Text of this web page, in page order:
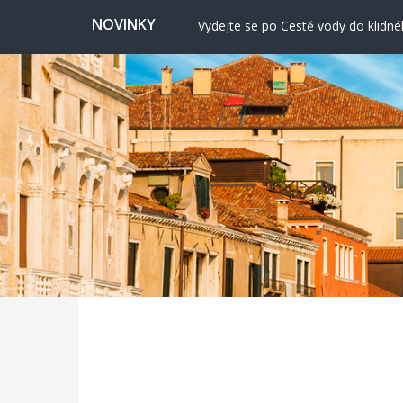
NOVINKY
Vydejte se po Cestě vody do
Cervione: Skrytý balkon Korsiky
Ekonomické cestování: Kdy a
Svatojánská věž ve Frýdku nabízí
Nashville: Hudební srdce Ameriky
Vydejte se po Cestě vody do
Valencie: Město, kde futurismus
Cervione: Skrytý balkon Korsiky
Ekonomické cestování: Kdy a kde